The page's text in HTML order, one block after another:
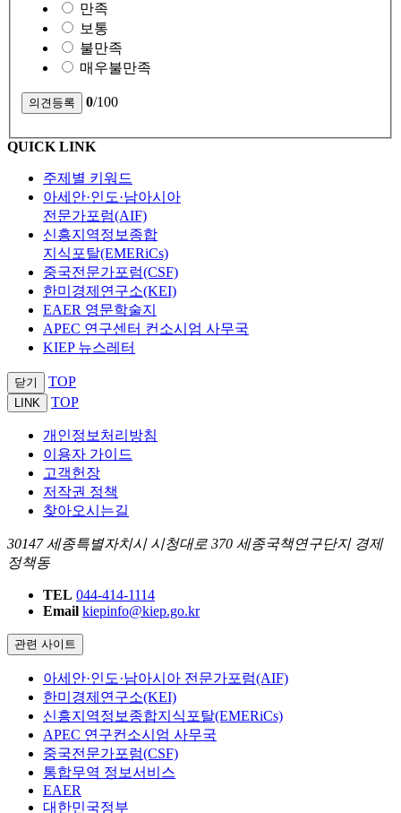
만족
보통
불만족
매우불만족
0/100
QUICK LINK
주제별 키워드
아세안·인도·남아시아
전문가포럼(AIF)
신흥지역정보종합
지식포탈(EMERiCs)
중국전문가포럼(CSF)
한미경제연구소(KEI)
EAER 영문학술지
APEC 연구센터 컨소시엄 사무국
KIEP 뉴스레터
닫기 TOP
LINK TOP
개인정보처리방침
이용자 가이드
고객헌장
저작권 정책
찾아오시는길
30147 세종특별자치시 시청대로 370 세종국책연구단지 경제
정책동
TEL 044-414-1114
Email kiepinfo@kiep.go.kr
관련 사이트
아세안·인도·남아시아 전문가포럼(AIF)
한미경제연구소(KEI)
신흥지역정보종합지식포탈(EMERiCs)
APEC 연구컨소시엄 사무국
중국전문가포럼(CSF)
통합무역 정보서비스
EAER
대한민국정부